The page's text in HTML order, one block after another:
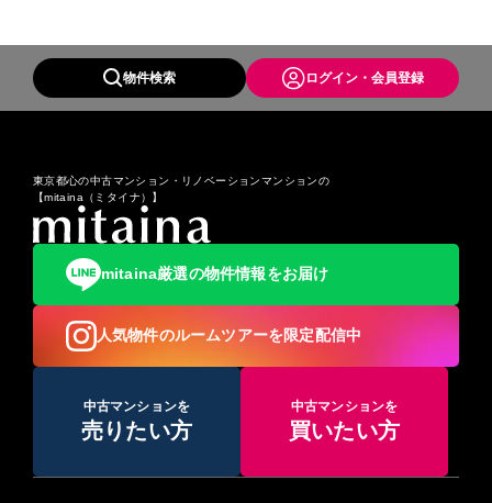
物件検索 ログイン・会員登録
東京都心の中古マンション・リノベーションマンションの
【mitaina（ミタイナ）】
mitaina厳選の物件情報をお届け
人気物件のルームツアーを限定配信中
中古マンションを
売りたい方
中古マンションを
買いたい方